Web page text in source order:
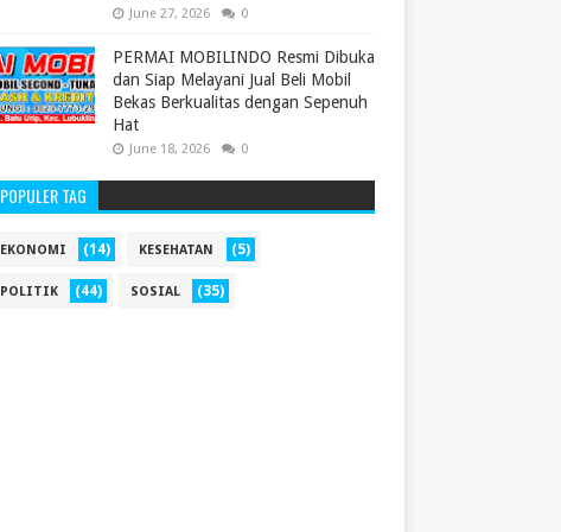
June 27, 2026 0
PERMAI MOBILINDO Resmi Dibuka
dan Siap Melayani Jual Beli Mobil
Bekas Berkualitas dengan Sepenuh
Hat
June 18, 2026 0
POPULER TAG
EKONOMI (14) KESEHATAN (5)
POLITIK (44) SOSIAL (35)